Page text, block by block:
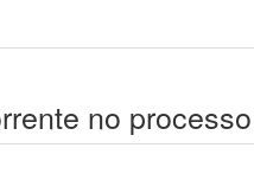
no